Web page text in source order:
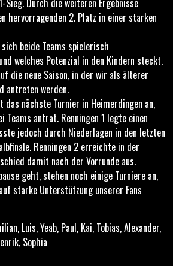
Durch die weiteren Ergebnisse
hervorragenden 2. Platz in einer starken
beide Teams spielerisch
welches Potenzial in den Kindern steckt.
die neue Saison, in der wir als älterer
antreten werden.
nächste Turnier in Heimerdingen an,
Teams antrat. Renningen 1 legte einen
jedoch durch Niederlagen in den letzten
Renningen 2 erreichte in der
damit nach der Vorrunde aus.
geht, stehen noch einige Turniere an,
starke Unterstützung unserer Fans
Luis, Yeab, Paul, Kai, Tobias, Alexander,
Sophia